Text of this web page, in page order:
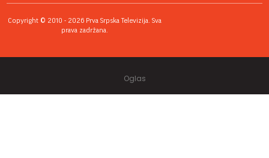
Copyright © 2010 - 2026 Prva Srpska Televizija. Sva
prava zadržana.